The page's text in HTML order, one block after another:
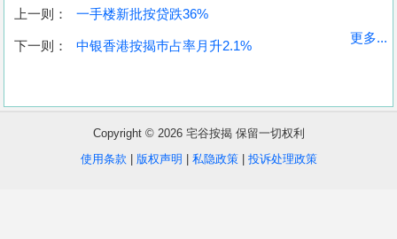
收
盘
上一则： 一手楼新批按贷跌36%
下一则： 中银香港按揭巿占率月升2.1%
更多...
Copyright © 2026 宅谷按揭 保留一切权利
使用条款
版权声明 私隐政策| 投诉处理政策